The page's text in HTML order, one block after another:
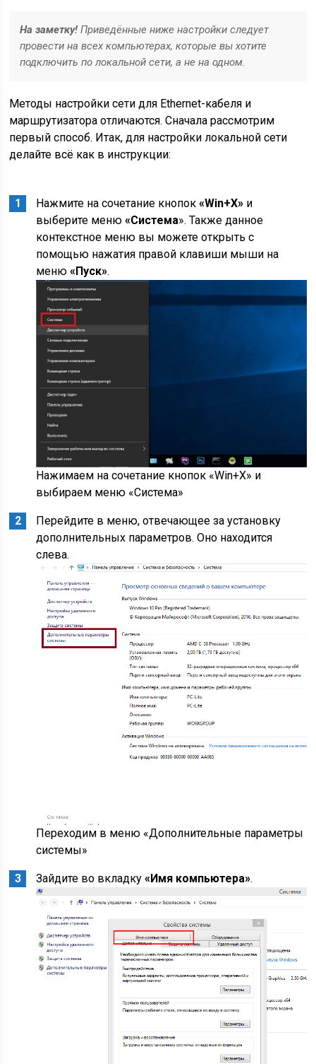
На заметку! Приведённые ниже настройки следует
провести на всех компьютерах, которые вы хотите
подключить по локальной сети, а не на одном.
Методы настройки сети для Ethernet-кабеля и
маршрутизатора отличаются. Сначала рассмотрим
первый способ. Итак, для настройки локальной сети
делайте всё как в инструкции:
Нажмите на сочетание кнопок«Win+X» и
выберите меню«Система». Также данное
контекстное меню вы можете открыть с
помощью нажатия правой клавиши мыши на
меню«Пуск».
Нажимаем на сочетание кнопок «Win+X» и
выбираем меню «Система»
Перейдите в меню, отвечающее за установку
дополнительных параметров. Оно находится
слева.
Переходим в меню «Дополнительные параметры
системы»
Зайдите во вкладку«Имя компьютера».